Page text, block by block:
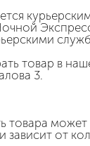
товар в
3.
может
зависит от